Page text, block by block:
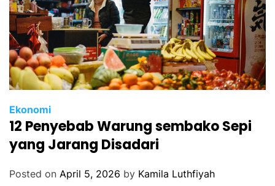
Ekonomi
12 Penyebab Warung sembako Sepi
yang Jarang Disadari
Posted on April 5, 2026 by Kamila Luthfiyah